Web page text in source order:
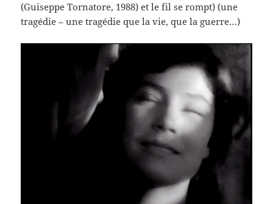
(Guiseppe Tornatore, 1988) et le fil se rompt) (une
tragédie – une tragédie que la vie, que la guerre…)